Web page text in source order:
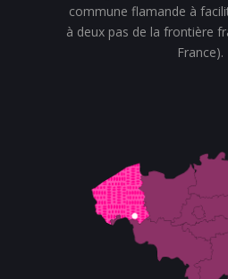
commune flamande à
à deux pas de la frontière
France).